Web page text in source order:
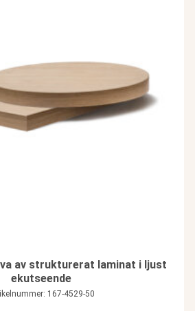
av strukturerat laminat i ljust
ekutseende
167-4529-50